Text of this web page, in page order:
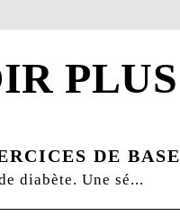
PLUS
DE
diabète. Une sé...